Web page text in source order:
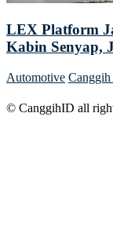
LEX Platform
Kabin Senyap,
Automotive
© CanggihID all